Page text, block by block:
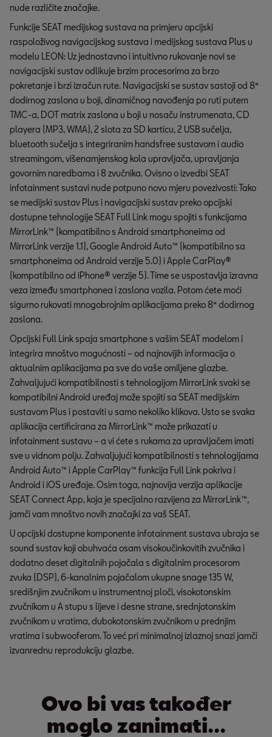
nude različite značajke.
Funkcije SEAT medijskog sustava na primjeru opcijski
raspoloživog navigacijskog sustava i medijskog sustava Plus u
modelu LEON: Uz jednostavno i intuitivno rukovanje novi se
navigacijski sustav odlikuje brzim procesorima za brzo
pokretanje i brzi izračun rute. Navigacijski se sustav sastoji od 8“
dodirnog zaslona u boji, dinamičnog navođenja po ruti putem
TMC-a, DOT matrix zaslona u boji u nosaču instrumenata, CD
playera (MP3, WMA), 2 slota za SD karticu, 2 USB sučelja,
bluetooth sučelja s integriranim handsfree sustavom i audio
streamingom, višenamjenskog kola upravljača, upravljanja
govornim naredbama i 8 zvučnika. Ovisno o izvedbi SEAT
infotainment sustavi nude potpuno novu mjeru povezivosti: Tako
se medijski sustav Plus i navigacijski sustav preko opcijski
dostupne tehnologije SEAT Full Link mogu spojiti s funkcijama
MirrorLink™ (kompatibilno s Android smartphoneima od
MirrorLink verzije 1.1), Google Android Auto™ (kompatibilno sa
smartphoneima od Android verzije 5.0) i Apple CarPlay®
(kompatibilno od iPhone® verzije 5). Time se uspostavlja izravna
veza između smartphonea i zaslona vozila. Potom ćete moći
sigurno rukovati mnogobrojnim aplikacijama preko 8“ dodirnog
zaslona.
Opcijski Full Link spaja smartphone s vašim SEAT modelom i
integrira mnoštvo mogućnosti – od najnovijih informacija o
aktualnim aplikacijama pa sve do vaše omiljene glazbe.
Zahvaljujući kompatibilnosti s tehnologijom MirrorLink svaki se
kompatibilni Android uređaj može spojiti sa SEAT medijskim
sustavom Plus i postaviti u samo nekoliko klikova. Usto se svaka
aplikacija certificirana za MirrorLink™ može prikazati u
infotainment sustavu – a vi ćete s rukama za upravljačem imati
sve u vidnom polju. Zahvaljujući kompatibilnosti s tehnologijama
Android Auto™ i Apple CarPlay™ funkcija Full Link pokriva i
Android i iOS uređaje. Osim toga, najnovija verzija aplikacije
SEAT Connect App, koja je specijalno razvijena za MirrorLink™,
jamči vam mnoštvo novih značajki za vaš SEAT.
U opcijski dostupne komponente infotainment sustava ubraja se
sound sustav koji obuhvaća osam visokoučinkovitih zvučnika i
dodatno deset digitalnih pojačala s digitalnim procesorom
zvuka (DSP), 6-kanalnim pojačalom ukupne snage 135 W,
središnjim zvučnikom u instrumentnoj ploči, visokotonskim
zvučnikom u A stupu s lijeve i desne strane, srednjotonskim
zvučnikom u vratima, dubokotonskim zvučnikom u prednjim
vratima i subwooferom. To već pri minimalnoj izlaznoj snazi jamči
izvanrednu reprodukciju glazbe.
Ovo bi vas također
moglo zanimati...